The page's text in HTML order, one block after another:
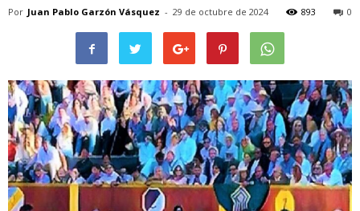
Por Juan Pablo Garzón Vásquez - 29 de octubre de 2024 0
893